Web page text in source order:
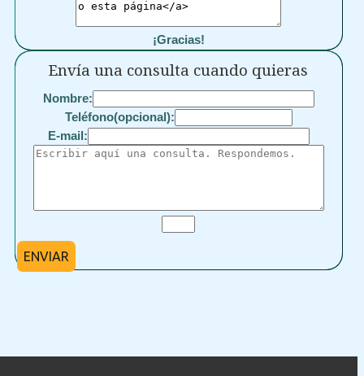
¡Gracias!
Envía una consulta cuando quieras
Nombre:
Teléfono(opcional):
E-mail:
ENVIAR